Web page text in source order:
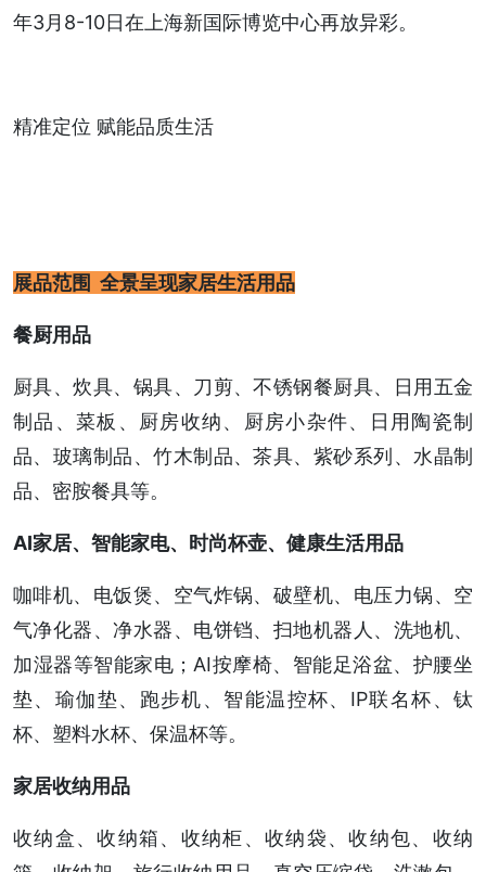
年3月8-10日在上海新国际博览中心再放异彩。
精准定位 赋能品质生活
展品范围 全景呈现家居生活用品
餐厨用品
厨具、炊具、锅具、刀剪、不锈钢餐厨具、日用五金
制品、菜板、厨房收纳、厨房小杂件、日用陶瓷制
品、玻璃制品、竹木制品、茶具、紫砂系列、水晶制
品、密胺餐具等。
AI家居、智能家电、时尚杯壶、健康生活用品
咖啡机、电饭煲、空气炸锅、破壁机、电压力锅、空
气净化器、净水器、电饼铛、扫地机器人、洗地机、
加湿器等智能家电；AI按摩椅、智能足浴盆、护腰坐
垫、瑜伽垫、跑步机、智能温控杯、IP联名杯、钛
杯、塑料水杯、保温杯等。
家居收纳用品
收纳盒、收纳箱、收纳柜、收纳袋、收纳包、收纳